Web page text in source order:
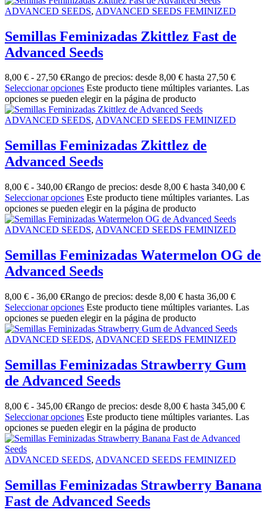
ADVANCED SEEDS, ADVANCED SEEDS FEMINIZED
Semillas Feminizadas Zkittlez Fast de
Advanced Seeds
8,00 € - 27,50 €Rango de precios: desde 8,00 € hasta 27,50 €
Seleccionar opciones Este producto tiene múltiples variantes. Las
opciones se pueden elegir en la página de producto
ADVANCED SEEDS, ADVANCED SEEDS FEMINIZED
Semillas Feminizadas Zkittlez de
Advanced Seeds
8,00 € - 340,00 €Rango de precios: desde 8,00 € hasta 340,00 €
Seleccionar opciones Este producto tiene múltiples variantes. Las
opciones se pueden elegir en la página de producto
ADVANCED SEEDS, ADVANCED SEEDS FEMINIZED
Semillas Feminizadas Watermelon OG de
Advanced Seeds
8,00 € - 36,00 €Rango de precios: desde 8,00 € hasta 36,00 €
Seleccionar opciones Este producto tiene múltiples variantes. Las
opciones se pueden elegir en la página de producto
ADVANCED SEEDS, ADVANCED SEEDS FEMINIZED
Semillas Feminizadas Strawberry Gum
de Advanced Seeds
8,00 € - 345,00 €Rango de precios: desde 8,00 € hasta 345,00 €
Seleccionar opciones Este producto tiene múltiples variantes. Las
opciones se pueden elegir en la página de producto
ADVANCED SEEDS, ADVANCED SEEDS FEMINIZED
Semillas Feminizadas Strawberry Banana
Fast de Advanced Seeds